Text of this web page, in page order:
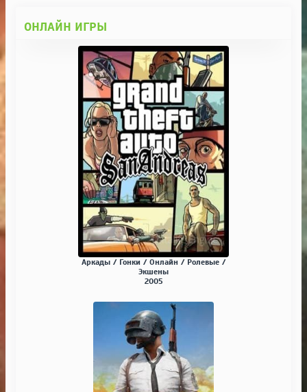
ОНЛАЙН ИГРЫ
Аркады / Гонки / Онлайн / Ролевые /
Экшены
2005